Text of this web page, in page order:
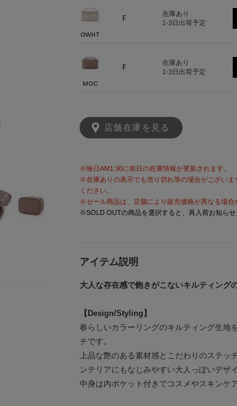
OWHT
F
在庫あり
1-3日出荷予定
MOC
F
在庫あり
1-3日出荷予定
店舗在庫を見る
※毎日AM1:30に前日の在庫情報が更新されます。
※在庫ありの表示でも売り切れ等の場合がござい
ください。
※セール商品は、店舗により販売価格が異なる場合
※SOLD OUTの商品を選択すると、再入荷お知らせ
アイテム説明
大人な存在感で飽きがこないキルティング
【Design/Styling】
春らしいカラーリングのキルティング生地
チです。
上品な艶のある素材感とこだわりのステ
ンテリアにもなじみやすい大人っぽいデザイ
中身は内ポケット付きでコスメやスキンケ